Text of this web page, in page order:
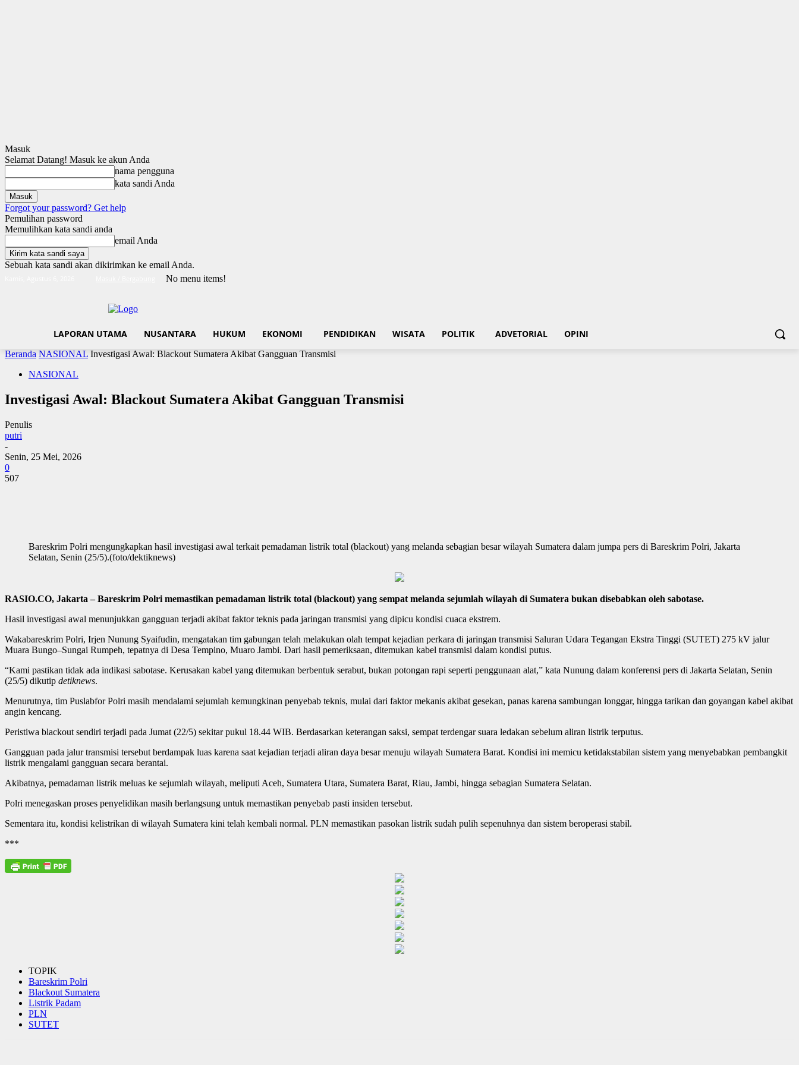
Masuk
Selamat Datang! Masuk ke akun Anda
nama pengguna
kata sandi Anda
Forgot your password? Get help
Pemulihan password
Memulihkan kata sandi anda
email Anda
Sebuah kata sandi akan dikirimkan ke email Anda.
No menu items!
LAPORAN UTAMA NUSANTARA HUKUM EKONOMI PENDIDIKAN WISATA POLITIK ADVETORIAL OPINI
Beranda NASIONAL Investigasi Awal: Blackout Sumatera Akibat Gangguan Transmisi
NASIONAL
Investigasi Awal: Blackout Sumatera Akibat Gangguan Transmisi
Penulis
putri
-
Senin, 25 Mei, 2026
0
507
Bareskrim Polri mengungkapkan hasil investigasi awal terkait pemadaman listrik total (blackout) yang melanda sebagian besar wilayah Sumatera dalam jumpa pers di Bareskrim Polri, Jakarta
Selatan, Senin (25/5).(foto/dektiknews)
RASIO.CO, Jakarta – Bareskrim Polri memastikan pemadaman listrik total (blackout) yang sempat melanda sejumlah wilayah di Sumatera bukan disebabkan oleh sabotase.
Hasil investigasi awal menunjukkan gangguan terjadi akibat faktor teknis pada jaringan transmisi yang dipicu kondisi cuaca ekstrem.
Wakabareskrim Polri, Irjen Nunung Syaifudin, mengatakan tim gabungan telah melakukan olah tempat kejadian perkara di jaringan transmisi Saluran Udara Tegangan Ekstra Tinggi (SUTET) 275 kV jalur
Muara Bungo–Sungai Rumpeh, tepatnya di Desa Tempino, Muaro Jambi. Dari hasil pemeriksaan, ditemukan kabel transmisi dalam kondisi putus.
“Kami pastikan tidak ada indikasi sabotase. Kerusakan kabel yang ditemukan berbentuk serabut, bukan potongan rapi seperti penggunaan alat,” kata Nunung dalam konferensi pers di Jakarta Selatan, Senin
(25/5) dikutip detiknews.
Menurutnya, tim Puslabfor Polri masih mendalami sejumlah kemungkinan penyebab teknis, mulai dari faktor mekanis akibat gesekan, panas karena sambungan longgar, hingga tarikan dan goyangan kabel akibat
angin kencang.
Peristiwa blackout sendiri terjadi pada Jumat (22/5) sekitar pukul 18.44 WIB. Berdasarkan keterangan saksi, sempat terdengar suara ledakan sebelum aliran listrik terputus.
Gangguan pada jalur transmisi tersebut berdampak luas karena saat kejadian terjadi aliran daya besar menuju wilayah Sumatera Barat. Kondisi ini memicu ketidakstabilan sistem yang menyebabkan pembangkit
listrik mengalami gangguan secara berantai.
Akibatnya, pemadaman listrik meluas ke sejumlah wilayah, meliputi Aceh, Sumatera Utara, Sumatera Barat, Riau, Jambi, hingga sebagian Sumatera Selatan.
Polri menegaskan proses penyelidikan masih berlangsung untuk memastikan penyebab pasti insiden tersebut.
Sementara itu, kondisi kelistrikan di wilayah Sumatera kini telah kembali normal. PLN memastikan pasokan listrik sudah pulih sepenuhnya dan sistem beroperasi stabil.
***
TOPIK
Bareskrim Polri
Blackout Sumatera
Listrik Padam
PLN
SUTET